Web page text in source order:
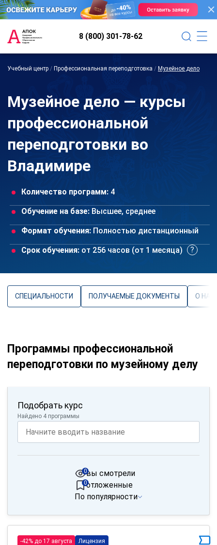
8 (800) 301-78-62
Учебный центр / Профессиональная переподготовка / Музейное дело
Музейное дело — курсы
профессиональной
переподготовки во
Владимире
Количество программ: 4
Обучение на базе: Высшее, среднее
Формат обучения: Полностью дистанционный
Срок обучения: от 256 часов (от 1 месяца)
СПЕЦИАЛЬНОСТИ ПОЛУЧАЕМЫЕ ДОКУМЕНТЫ О
Программы профессиональной
переподготовки по музейному делу
Подобрать курс
Найдено 4 программы
вы смотрели
0
отложенные
0
По популярности
-42% до 17 августа Лицензия